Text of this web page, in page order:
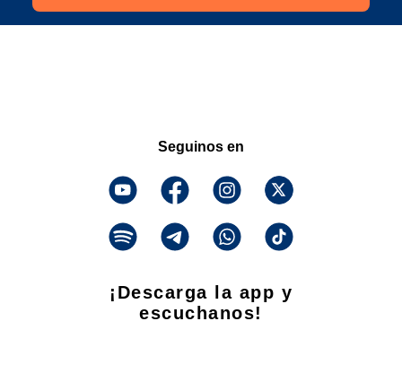
Seguinos en
¡Descarga la app y
escuchanos!